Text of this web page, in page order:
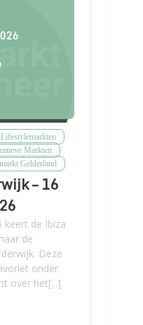
Markten
Gelderland
– 16
keert de Ibiza
de
Deze
onder
over het[...]